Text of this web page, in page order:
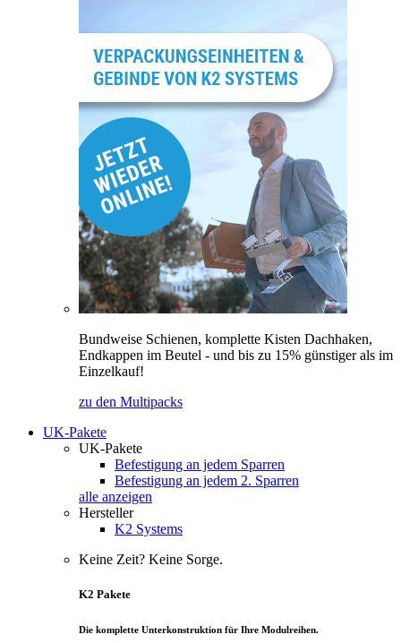
Bundweise Schienen, komplette Kisten Dachhaken,
Endkappen im Beutel - und bis zu 15% günstiger als im
Einzelkauf!
zu den Multipacks
UK-Pakete
UK-Pakete
Befestigung an jedem Sparren
Befestigung an jedem 2. Sparren
alle anzeigen
Hersteller
K2 Systems
Keine Zeit? Keine Sorge.
K2 Pakete
Die komplette Unterkonstruktion für Ihre Modulreihen.